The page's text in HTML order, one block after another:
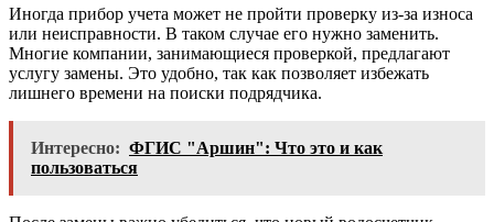
Иногда прибор учета может не пройти проверку из-за износа
или неисправности. В таком случае его нужно заменить.
Многие компании, занимающиеся проверкой, предлагают
услугу замены. Это удобно, так как позволяет избежать
лишнего времени на поиски подрядчика.
Интересно: ФГИС "Аршин": Что это и как
пользоваться